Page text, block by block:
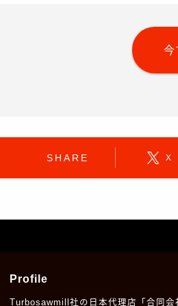
今
SHARE X
Profile
Turbosawmill社の日本代理店「合同